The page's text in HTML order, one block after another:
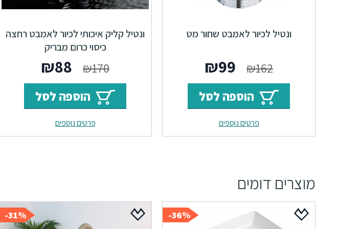
ונטיל לכיור לאמבט שחור מט
₪162
המחיר
המקורי
היה:
₪162.
₪99
הנוכחי
הוא:
₪99.
הוספה לסל
פרטים נוספים
ונטיל קליק איכותי לכיור לאמבט רחצה
כיסוי כרום מבריק
₪170
המחיר
המקורי
היה:
₪170.
₪88
הנוכחי
הוא:
₪88.
הוספה לסל
פרטים נוספים
מוצרים דומים
36%-
31%-